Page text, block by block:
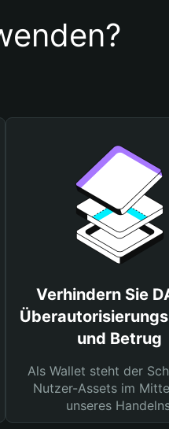
Verhindern Sie
und Betrug
Als Wallet steht der
Nutzer-Assets im
unseres